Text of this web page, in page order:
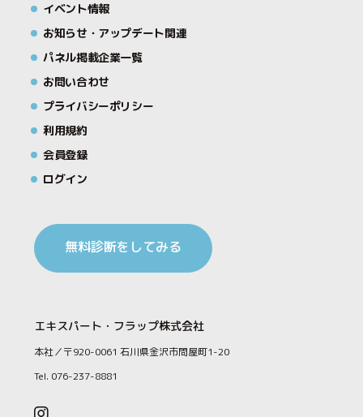
イベント情報
お知らせ・アップデート関連
パネル掲載企業一覧
お問い合わせ
プライバシーポリシー
利用規約
会員登録
ログイン
無料診断をしてみる
エキスパート・フラップ株式会社
本社／〒920-0061 石川県金沢市問屋町1-20
Tel. 076-237-8881